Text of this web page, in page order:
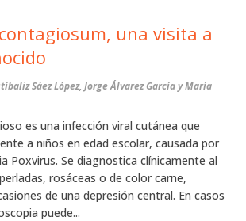
una visita a
Sáez López, Jorge Álvarez García y María
es una infección viral cutánea que
a niños en edad escolar, causada por
Poxvirus. Se diagnostica clínicamente al
rosáceas o de color carne,
de una depresión central. En casos
puede...